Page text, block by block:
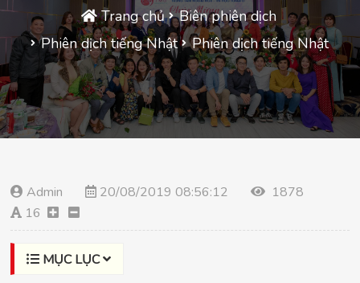
Trang chủ
Biên phiên dịch
Phiên dịch tiếng Nhật
Phiên dịch tiếng Nhật
Admin 20/08/2019 08:56:12
1878
16
MỤC LỤC